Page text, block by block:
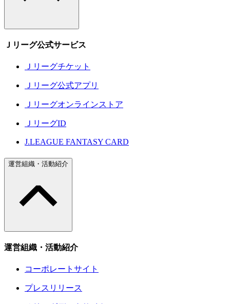
Ｊリーグ公式サービス
Ｊリーグチケット
Ｊリーグ公式アプリ
Ｊリーグオンラインストア
ＪリーグID
J.LEAGUE FANTASY CARD
運営組織・活動紹介
運営組織・活動紹介
コーポレートサイト
プレスリリース